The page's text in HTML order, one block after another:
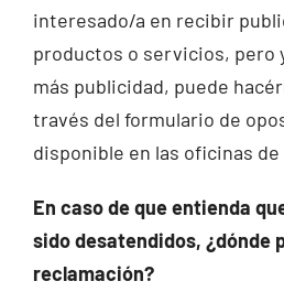
interesado/a en recibir
productos o servicios, pero
más publicidad, puede
través del formulario de
disponible en las oficinas
En caso de que entienda
sido desatendidos, ¿dónde
reclamación?